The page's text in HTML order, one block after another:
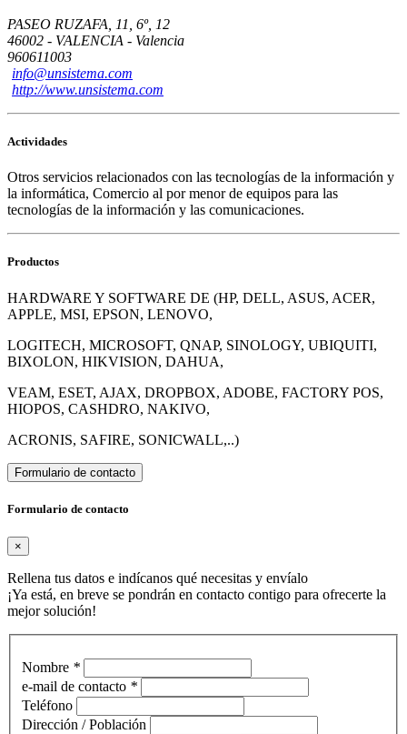
PASEO RUZAFA, 11, 6º, 12
46002 - VALENCIA - Valencia
960611003
info@unsistema.com
http://www.unsistema.com
Actividades
Otros servicios relacionados con las tecnologías de la información y
la informática, Comercio al por menor de equipos para las
tecnologías de la información y las comunicaciones.
Productos
HARDWARE Y SOFTWARE DE (HP, DELL, ASUS, ACER,
APPLE, MSI, EPSON, LENOVO,
LOGITECH, MICROSOFT, QNAP, SINOLOGY, UBIQUITI,
BIXOLON, HIKVISION, DAHUA,
VEAM, ESET, AJAX, DROPBOX, ADOBE, FACTORY POS,
HIOPOS, CASHDRO, NAKIVO,
ACRONIS, SAFIRE, SONICWALL,..)
Formulario de contacto
Formulario de contacto
×
Rellena tus datos e indícanos qué necesitas y envíalo
¡Ya está, en breve se pondrán en contacto contigo para ofrecerte la
mejor solución!
Nombre *
e-mail de contacto *
Teléfono
Dirección / Población